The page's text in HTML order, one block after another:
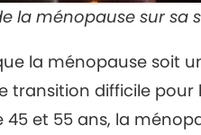
la ménopause sur sa
la ménopause soit
transition difficile pour
et 55 ans, la